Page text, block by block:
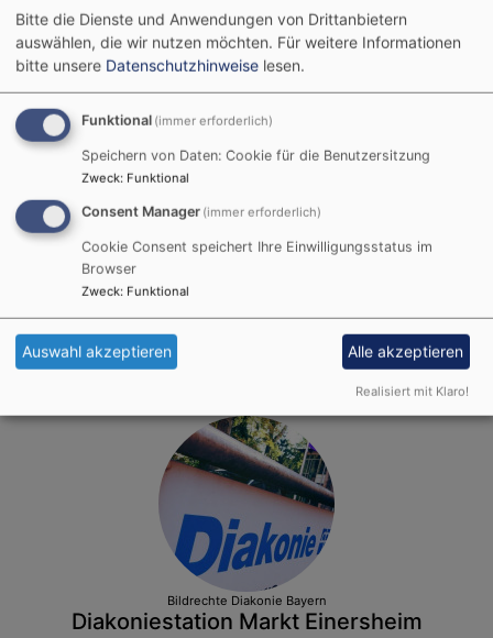
Assistenz der Kita-Geschäftsführung
Heike Atz
kita.gf.dekanat-me@elkb.de
Bildrechte Diakonie Bayern
Diakoniestation Markt Einersheim
Bitte die Dienste und Anwendungen von Drittanbietern
auswählen, die wir nutzen möchten. Für weitere Informationen
bitte unsere Datenschutzhinweise lesen.
Funktional (immer erforderlich)
Speichern von Daten: Cookie für die Benutzersitzung
Zweck: Funktional
Consent Manager (immer erforderlich)
Cookie Consent speichert Ihre Einwilligungsstatus im
Browser
Zweck: Funktional
Auswahl akzeptieren Alle akzeptieren
Realisiert mit Klaro!